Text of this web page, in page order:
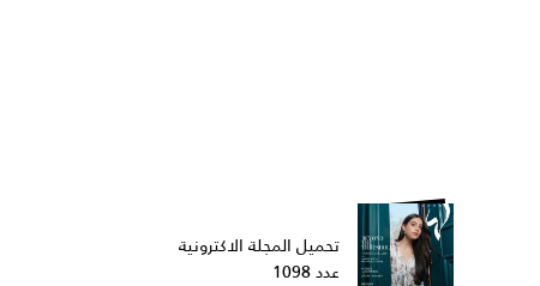
تحميل المجلة الاكترونية
عدد 1098